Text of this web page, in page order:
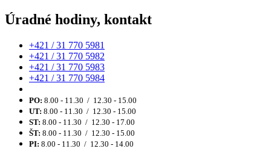
Úradné hodiny, kontakt
+421 / 31 770 5981
+421 / 31 770 5982
+421 / 31 770 5983
+421 / 31 770 5984
PO: 8.00 - 11.30 / 12.30 - 15.00
UT: 8.00 - 11.30 / 12.30 - 15.00
ST: 8.00 - 11.30 / 12.30 - 17.00
ŠT: 8.00 - 11.30 / 12.30 - 15.00
PI: 8.00 - 11.30 / 12.30 - 14.00